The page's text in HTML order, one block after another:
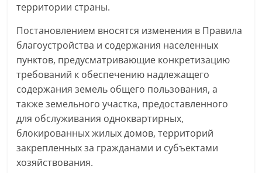
территории страны.
Постановлением вносятся изменения в Правила
благоустройства и содержания населенных
пунктов, предусматривающие конкретизацию
требований к обеспечению надлежащего
содержания земель общего пользования, а
также земельного участка, предоставленного
для обслуживания одноквартирных,
блокированных жилых домов, территорий
закрепленных за гражданами и субъектами
хозяйствования.